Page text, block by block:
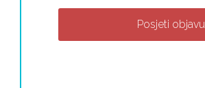
Posjeti objavu